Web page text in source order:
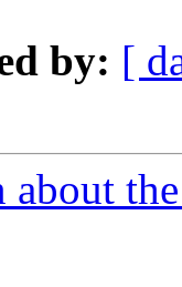
by: [